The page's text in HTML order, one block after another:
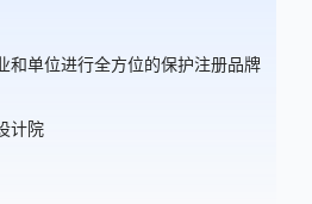
和单位进行全方位的保护注册品牌
计院